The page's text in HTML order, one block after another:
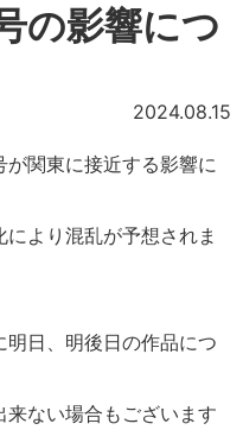
の影響につ
2024.08.15
関東に接近する影響に
より混乱が予想されま
日、明後日の作品につ
ない場合もございます